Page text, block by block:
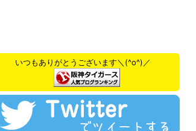
いつもありがとうございます＼(^o^)／